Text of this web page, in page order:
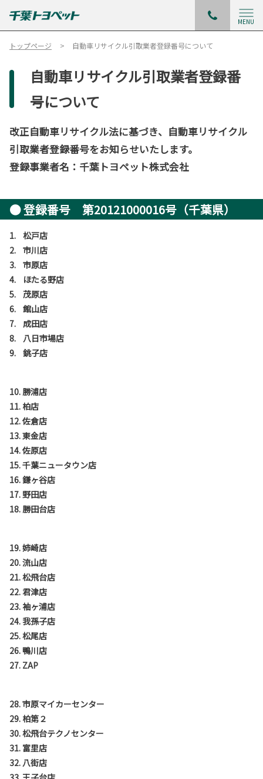
MENU
トップページ 自動車リサイクル引取業者登録番号について
自動車リサイクル引取業者登録番
号について
改正自動車リサイクル法に基づき、自動車リサイクル
引取業者登録番号をお知らせいたします。
登録事業者名：千葉トヨペット株式会社
● 登録番号 第20121000016号（千葉県）
1. 松戸店
2. 市川店
3. 市原店
4. ほたる野店
5. 茂原店
6. 館山店
7. 成田店
8. 八日市場店
9. 銚子店
10. 勝浦店
11. 柏店
12. 佐倉店
13. 東金店
14. 佐原店
15. 千葉ニュータウン店
16. 鎌ヶ谷店
17. 野田店
18. 勝田台店
19. 姉崎店
20. 流山店
21. 松飛台店
22. 君津店
23. 袖ヶ浦店
24. 我孫子店
25. 松尾店
26. 鴨川店
27. ZAP
28. 市原マイカーセンター
29. 柏第２
30. 松飛台テクノセンター
31. 富里店
32. 八街店